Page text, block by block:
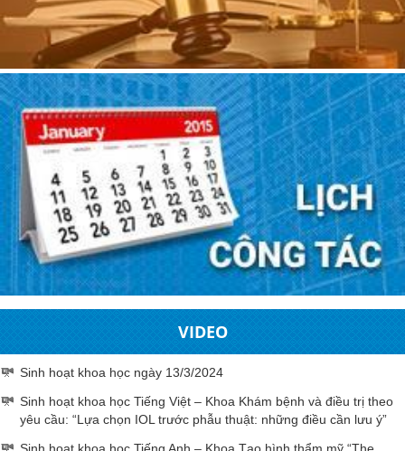
VIDEO
Sinh hoạt khoa học ngày 13/3/2024
Sinh hoạt khoa học Tiếng Việt – Khoa Khám bệnh và điều trị theo
yêu cầu: “Lựa chọn IOL trước phẫu thuật: những điều cần lưu ý”